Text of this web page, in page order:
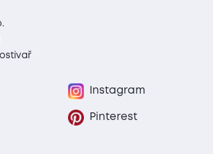
Instagram
Pinterest